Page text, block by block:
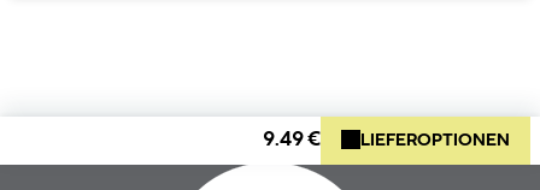
9.49 € LIEFEROPTIONEN